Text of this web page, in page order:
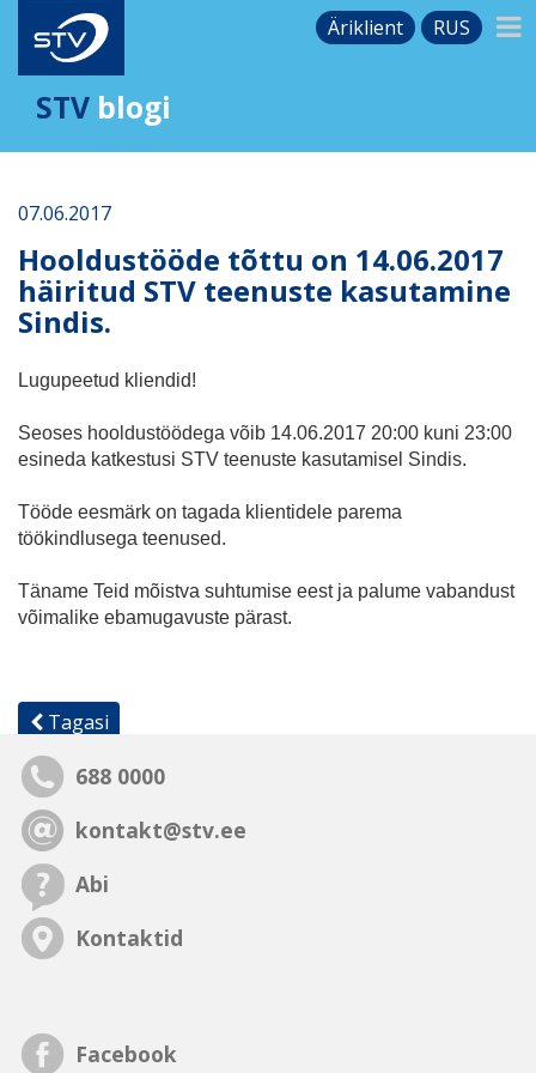
Äriklient RUS
STV blogi
07.06.2017
Hooldustööde tõttu on 14.06.2017
häiritud STV teenuste kasutamine
Sindis.
Lugupeetud kliendid!
Seoses hooldustöödega võib 14.06.2017 20:00 kuni 23:00
esineda katkestusi STV teenuste kasutamisel Sindis.
Tööde eesmärk on tagada klientidele parema
töökindlusega teenused.
Täname Teid mõistva suhtumise eest ja palume vabandust
võimalike ebamugavuste pärast.
Tagasi
688 0000
kontakt@stv.ee
Abi
Kontaktid
Facebook